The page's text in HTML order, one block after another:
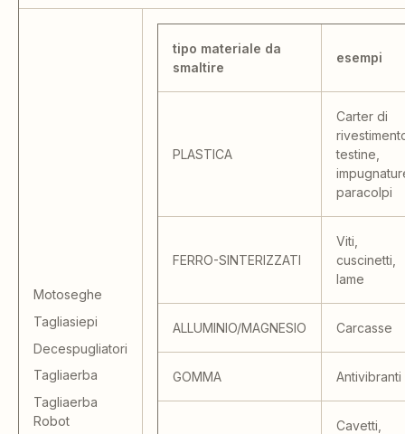
Motoseghe
Tagliasiepi
Decespugliatori
Tagliaerba
Tagliaerba
Robot
tipo materiale da
smaltire
esempi
PLASTICA
Carter di
testine,
paracolpi
FERRO-SINTERIZZATI
Viti,
cuscinetti,
lame
ALLUMINIO/MAGNESIO Carcasse
GOMMA Antivibranti
Cavetti,